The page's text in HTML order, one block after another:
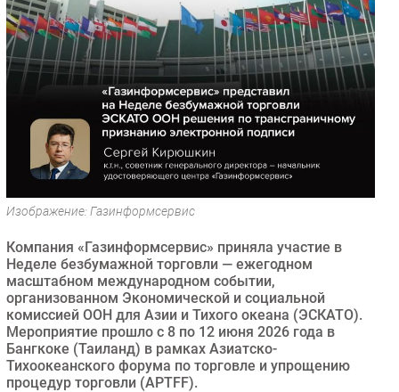
Outsourcing
Кадры
Регулирование
Web
Безопасность
Инновации
Гаджеты
Здоровье
РАЗДЕЛЫ
Новости
Аналитика
Интервью
Изображение: Газинформсервис
Компания «Газинформсервис» приняла участие в
Неделе безбумажной торговли — ежегодном
масштабном международном событии,
организованном Экономической и социальной
комиссией ООН для Азии и Тихого океана (ЭСКАТО).
Мероприятие прошло с 8 по 12 июня 2026 года в
Бангкоке (Таиланд) в рамках Азиатско-
Тихоокеанского форума по торговле и упрощению
процедур торговли (APTFF).